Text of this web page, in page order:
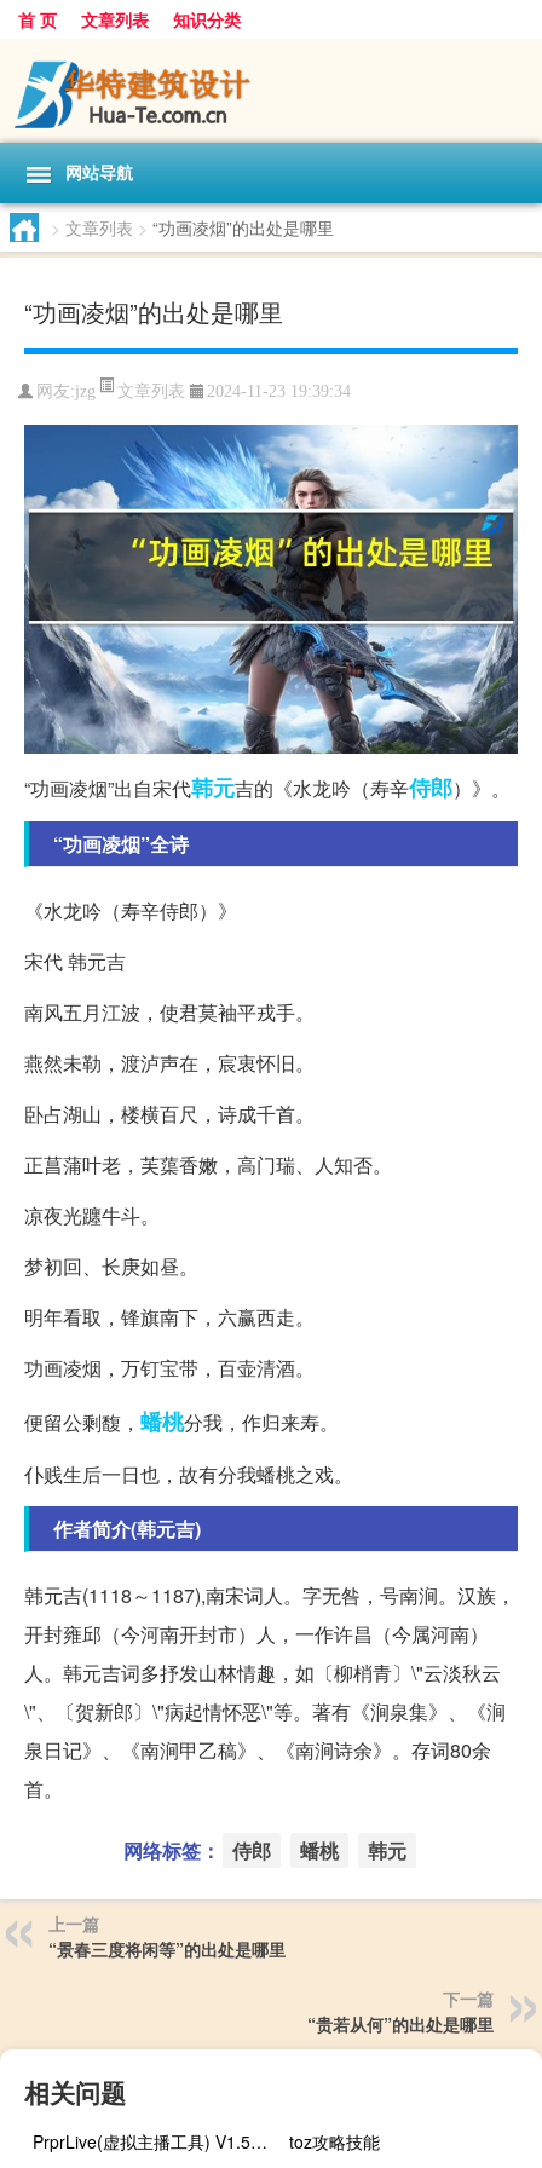
首 页 文章列表 知识分类
网站导航
> 文章列表 > “功画凌烟”的出处是哪里
“功画凌烟”的出处是哪里
网友:jzg 文章列表 2024-11-23 19:39:34
“功画凌烟”出自宋代韩元吉的《水龙吟（寿辛侍郎）》。
“功画凌烟”全诗
《水龙吟（寿辛侍郎）》
宋代 韩元吉
南风五月江波，使君莫袖平戎手。
燕然未勒，渡泸声在，宸衷怀旧。
卧占湖山，楼横百尺，诗成千首。
正菖蒲叶老，芙蕖香嫩，高门瑞、人知否。
凉夜光躔牛斗。
梦初回、长庚如昼。
明年看取，锋旗南下，六赢西走。
功画凌烟，万钉宝带，百壶清酒。
便留公剩馥， 蟠桃分我，作归来寿。
仆贱生后一日也，故有分我蟠桃之戏。
作者简介(韩元吉)
韩元吉(1118～1187),南宋词人。字无咎，号南涧。汉族，
开封雍邱（今河南开封市）人，一作许昌（今属河南）
人。韩元吉词多抒发山林情趣，如〔柳梢青〕\"云淡秋云
\"、〔贺新郎〕\"病起情怀恶\"等。著有《涧泉集》、《涧
泉日记》、《南涧甲乙稿》、《南涧诗余》。存词80余
首。
网络标签： 侍郎 蟠桃 韩元
上一篇
“景春三度将闲等”的出处是哪里
下一篇
“贵若从何”的出处是哪里
相关问题
PrprLive(虚拟主播工具) V1.5.2 官方版（PrprLive(虚拟主播工具) V1.5.2 官方版功能简介） toz攻略技能